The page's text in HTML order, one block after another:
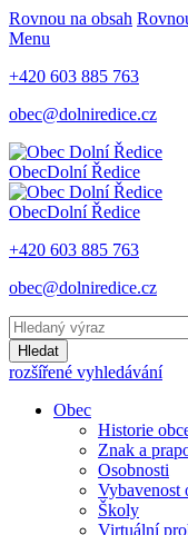
Rovnou na obsah
Menu
+420 603 885 763
obec@dolniredice.cz
ObecDolní Ředice
ObecDolní Ředice
+420 603 885 763
obec@dolniredice.cz
Hledat
rozšířené vyhledávání
Obec
Historie
Znak a
Osobnosti
Vybavenost
Školy
Virtuální